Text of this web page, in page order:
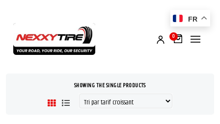
0
SHOWING THE SINGLE PRODUCTS
FR